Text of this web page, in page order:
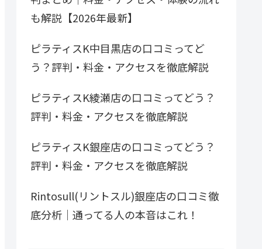
も解説【2026年最新】
ピラティスK中目黒店の口コミってど
う？評判・料金・アクセスを徹底解説
ピラティスK綾瀬店の口コミってどう？
評判・料金・アクセスを徹底解説
ピラティスK銀座店の口コミってどう？
評判・料金・アクセスを徹底解説
Rintosull(リントスル)銀座店の口コミ徹
底分析｜通ってる人の本音はこれ！